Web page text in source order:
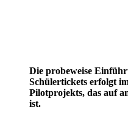
Die probeweise
Schülertickets erfolgt
Pilotprojekts, das auf
ist.